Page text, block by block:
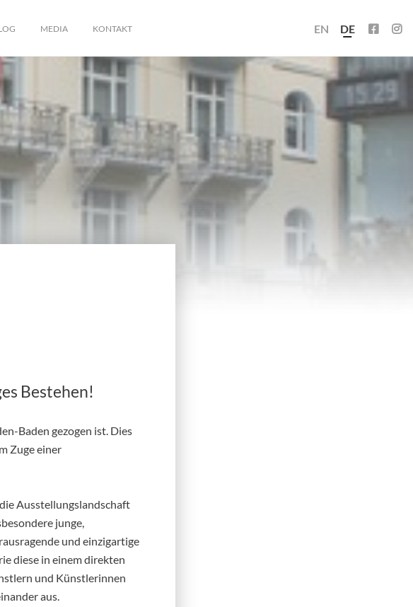
MEDIA KONTAKT EN DE
Bestehen!
Baden gezogen ist. Dies
Zuge einer
Ausstellungslandschaft
junge,
und einzigartige
diese in einem direkten
und Künstlerinnen
aus.